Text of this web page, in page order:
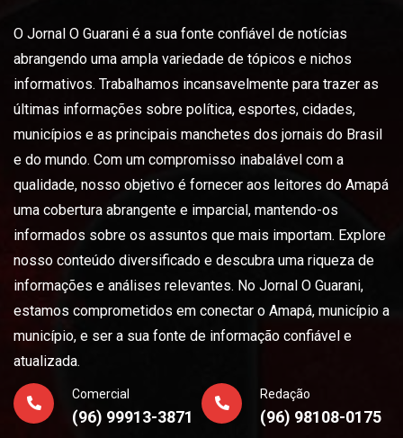
O Jornal O Guarani é a sua fonte confiável de notícias
abrangendo uma ampla variedade de tópicos e nichos
informativos. Trabalhamos incansavelmente para trazer as
últimas informações sobre política, esportes, cidades,
municípios e as principais manchetes dos jornais do Brasil
e do mundo. Com um compromisso inabalável com a
qualidade, nosso objetivo é fornecer aos leitores do Amapá
uma cobertura abrangente e imparcial, mantendo-os
informados sobre os assuntos que mais importam. Explore
nosso conteúdo diversificado e descubra uma riqueza de
informações e análises relevantes. No Jornal O Guarani,
estamos comprometidos em conectar o Amapá, município a
município, e ser a sua fonte de informação confiável e
atualizada.
Comercial
(96) 99913-3871
Redação
(96) 98108-0175